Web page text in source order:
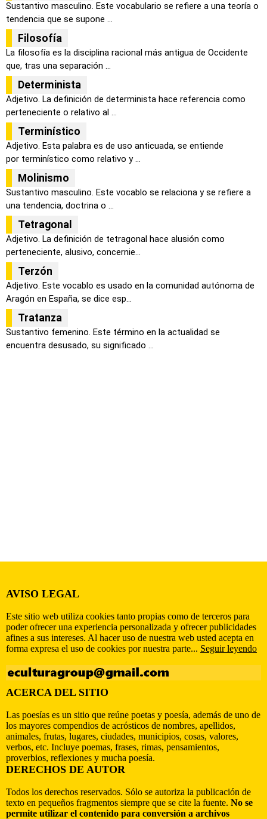
Sustantivo masculino. Este vocabulario se refiere a una teoría o
tendencia que se supone ...
Filosofía
La filosofía es la disciplina racional más antigua de Occidente
que, tras una separación ...
Determinista
Adjetivo. La definición de determinista hace referencia como
perteneciente o relativo al ...
Terminístico
Adjetivo. Esta palabra es de uso anticuada, se entiende
por terminístico como relativo y ...
Molinismo
Sustantivo masculino. Este vocablo se relaciona y se refiere a
una tendencia, doctrina o ...
Tetragonal
Adjetivo. La definición de tetragonal hace alusión como
perteneciente, alusivo, concernie...
Terzón
Adjetivo. Este vocablo es usado en la comunidad autónoma de
Aragón en España, se dice esp...
Tratanza
Sustantivo femenino. Este término en la actualidad se
encuentra desusado, su significado ...
AVISO LEGAL
Este sitio web utiliza cookies tanto propias como de terceros para
poder ofrecer una experiencia personalizada y ofrecer publicidades
afines a sus intereses. Al hacer uso de nuestra web usted acepta en
forma expresa el uso de cookies por nuestra parte... Seguir leyendo
ACERCA DEL SITIO
Las poesías es un sitio que reúne poetas y poesía, además de uno de
los mayores compendios de acrósticos de nombres, apellidos,
animales, frutas, lugares, ciudades, municipios, cosas, valores,
verbos, etc. Incluye poemas, frases, rimas, pensamientos,
proverbios, reflexiones y mucha poesía.
DERECHOS DE AUTOR
Todos los derechos reservados. Sólo se autoriza la publicación de
texto en pequeños fragmentos siempre que se cite la fuente. No se
permite utilizar el contenido para conversión a archivos